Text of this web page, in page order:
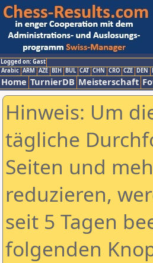
Logged on: Gast
Arabic ARM AZE BIH BUL CAT CHN CRO CZE DEN
Home TurnierDB Meisterschaft
Hinweis: Um
tägliche
Seiten und
reduzieren,
seit 5 Tagen
folgenden